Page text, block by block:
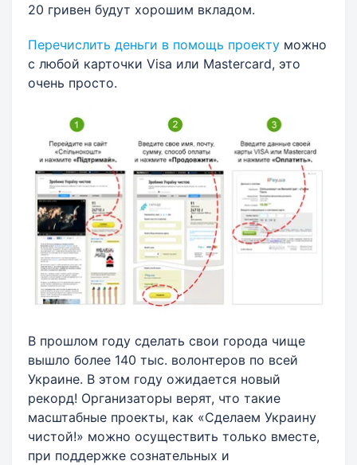
20 гривен будут хорошим вкладом.
Перечислить деньги в помощь проекту можно
с любой карточки Visa или Mastercard, это
очень просто.
В прошлом году сделать свои города чище
вышло более 140 тыс. волонтеров по всей
Украине. В этом году ожидается новый
рекорд! Организаторы верят, что такие
масштабные проекты, как «Сделаем Украину
чистой!» можно осуществить только вместе,
при поддержке сознательных и